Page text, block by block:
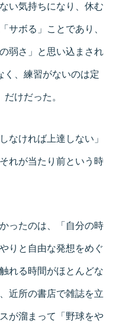
い気持ちになり、休む
サボる」ことであり、
弱さ」と思い込まされ
く、練習がないのは定
けだった。
なければ上達しない」
れが当たり前という時
ったのは、「自分の時
りと自由な発想をめぐ
れる時間がほとんどな
近所の書店で雑誌を立
が溜まって「野球をや